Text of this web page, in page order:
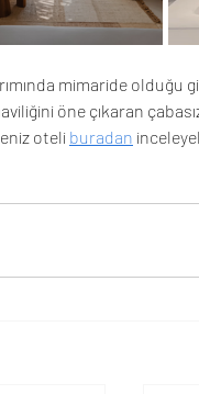
mimaride olduğu
öne çıkaran
oteli buradan